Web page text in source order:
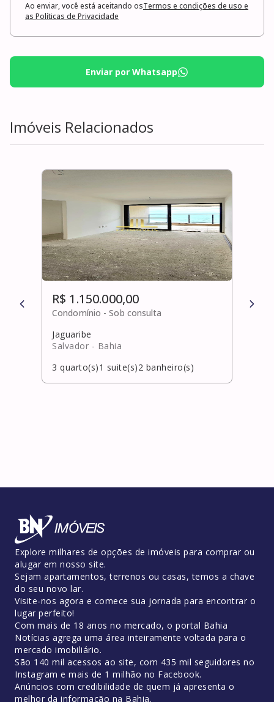
Ao enviar, você está aceitando osTermos e condições de uso e
as Políticas de Privacidade
Enviar por Whatsapp
Imóveis Relacionados
R$ 1.150.000,00
Condomínio -Sob consulta
Jaguaribe
Salvador - Bahia
3 quarto(s)1 suite(s)2 banheiro(s)
R$
Explore milhares de opções de imóveis para comprar ou
alugar em nosso site.
Sejam apartamentos, terrenos ou casas, temos a chave
do seu novo lar.
Visite-nos agora e comece sua jornada para encontrar o
lugar perfeito!
Com mais de 18 anos no mercado, o portal Bahia
Notícias agrega uma área inteiramente voltada para o
mercado imobiliário.
São 140 mil acessos ao site, com 435 mil seguidores no
Instagram e mais de 1 milhão no Facebook.
Anúncios com credibilidade de quem já apresenta o
melhor da informação na Bahia.